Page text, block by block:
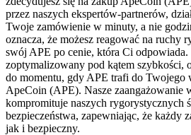
przez naszych ekspertów-partnerów,
Twoje zamówienie w minuty, a nie
oznacza, że możesz reagować na ruchy
swój APE po cenie, która Ci odpowiada.
zoptymalizowany pod kątem szybkości,
do momentu, gdy APE trafi do Twojego
ApeCoin (APE). Nasze zaangażowanie
kompromituje naszych rygorystycznych
bezpieczeństwa, zapewniając, że każdy
jak i bezpieczny.